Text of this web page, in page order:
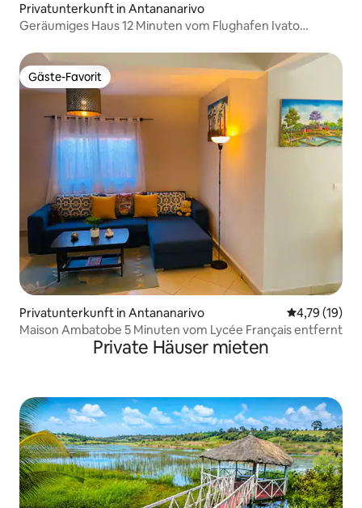
Privatunterkunft in Antananarivo
Geräumiges Haus 12 Minuten vom Flughafen Ivato
Gäste-Favorit
Gäste-Favorit
Privatunterkunft in Antananarivo
4,79 (19)
Maison Ambatobe 5 Minuten vom Lycée Français entfernt
Private Häuser mieten